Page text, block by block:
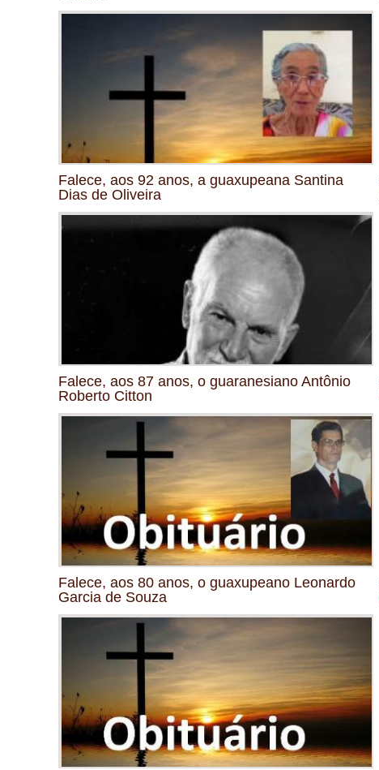
Falece, aos 92 anos, a guaxupeana Santina
Dias de Oliveira
Falece, aos 87 anos, o guaranesiano Antônio
Roberto Citton
Falece, aos 80 anos, o guaxupeano Leonardo
Garcia de Souza